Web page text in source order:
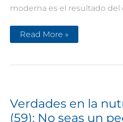
moderna es el resultado del
Verdades
en
del
alimento
fundamental
para
Read More »
Verdades en la
(59): No seas un